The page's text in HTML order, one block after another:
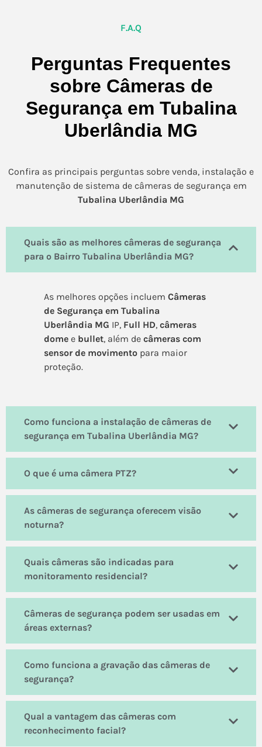
F.A.Q
Perguntas Frequentes
sobre Câmeras de
Segurança em Tubalina
Uberlândia MG
Confira as principais perguntas sobre venda, instalação e
manutenção de sistema de câmeras de segurança em
Tubalina Uberlândia MG
Quais são as melhores câmeras de segurança
para o Bairro Tubalina Uberlândia MG?
As melhores opções incluem Câmeras
de Segurança em Tubalina
Uberlândia MG IP, Full HD, câmeras
dome e bullet, além de câmeras com
sensor de movimento para maior
proteção.
Como funciona a instalação de câmeras de
segurança em Tubalina Uberlândia MG?
O que é uma câmera PTZ?
As câmeras de segurança oferecem visão
noturna?
Quais câmeras são indicadas para
monitoramento residencial?
Câmeras de segurança podem ser usadas em
áreas externas?
Como funciona a gravação das câmeras de
segurança?
Qual a vantagem das câmeras com
reconhecimento facial?